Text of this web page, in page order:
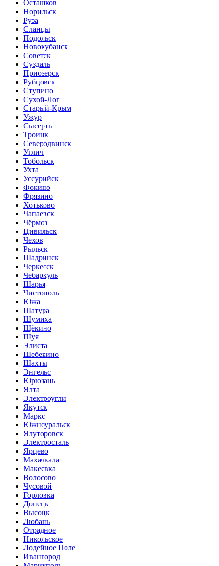
Осташков
Норильск
Руза
Сланцы
Подольск
Новокубанск
Советск
Суздаль
Приозерск
Рубцовск
Ступино
Сухой-Лог
Старый-Крым
Ужур
Сысерть
Троицк
Северодвинск
Углич
Тобольск
Ухта
Уссурийск
Фокино
Фрязино
Хотьково
Чапаевск
Чёрмоз
Цивильск
Чехов
Рыльск
Шадринск
Черкесск
Чебаркуль
Шарья
Чистополь
Южа
Шатура
Шумиха
Щёкино
Шуя
Элиста
Шебекино
Шахты
Энгельс
Юрюзань
Ялта
Электроугли
Якутск
Маркс
Южноуральск
Ялуторовск
Электросталь
Ярцево
Махачкала
Макеевка
Волосово
Чусовой
Горловка
Донецк
Высоцк
Любань
Отрадное
Никольское
Лодейное Поле
Ивангород